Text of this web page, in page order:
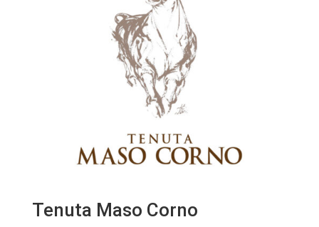
Tenuta Maso Corno